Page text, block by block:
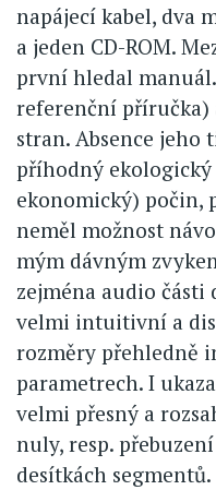
napájecí kabel, dva
a jeden CD-ROM.
první hledal
referenční příručka)
stran. Absence jeho
příhodný
ekonomický) počin,
neměl možnost
mým dávným
zejména audio
velmi intuitivní a
rozměry přehledně
parametrech. I
velmi přesný a
nuly, resp.
desítkách segmentů.